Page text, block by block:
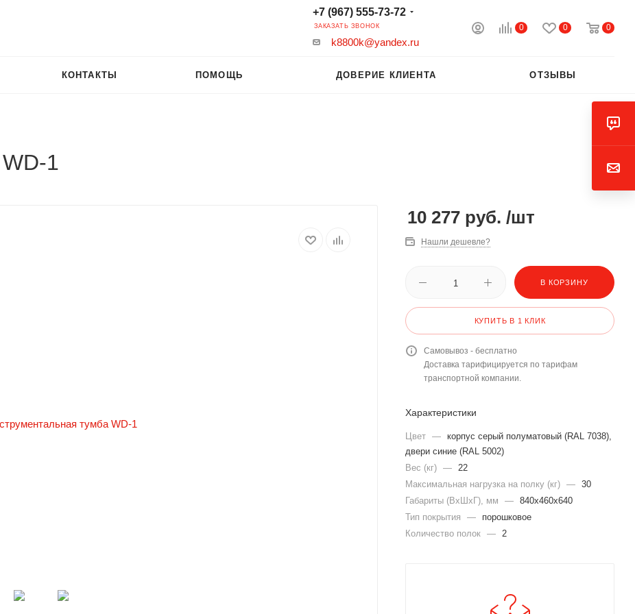
0 0 0
+7 (967) 555-73-72
ЗАКАЗАТЬ ЗВОНОК
k8800k@yandex.ru
КОНТАКТЫ ПОМОЩЬ ДОВЕРИЕ КЛИЕНТА ОТЗЫВЫ
1
10 277 руб. /шт
Нашли дешевле?
В КОРЗИНУ
КУПИТЬ В 1 КЛИК
Самовывоз - бесплатно
Доставка тарифицируется по тарифам
транспортной компании.
Характеристики
Цвет — корпус серый полуматовый (RAL 7038),
двери синие (RAL 5002)
Вес (кг) — 22
Максимальная нагрузка на полку (кг) — 30
Габариты (ВхШхГ), мм
— 840x460x640
Тип покрытия
—
порошковое
Количество полок — 2